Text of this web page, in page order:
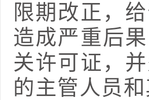
限期改正，
造成严重后
关许可证，
的主管人员